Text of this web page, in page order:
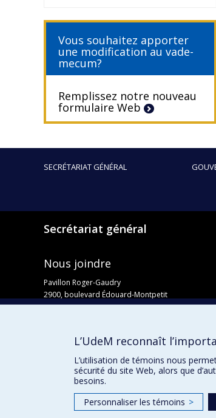
Vous souhaitez apporter
une modification au vade-
mecum?
Remplissez notre nouveau
formulaire Web
SECRÉTARIAT GÉNÉRAL
Secrétariat général
Nous joindre
Pavillon Roger-Gaudry
2900, boulevard Édouard-Montpetit
Bureau Y-100-1
Admission
L’UdeM reconnaît
L’utilisation de témoins nous
sécurité du site Web, alors que
besoins.
Personnaliser les témoins >